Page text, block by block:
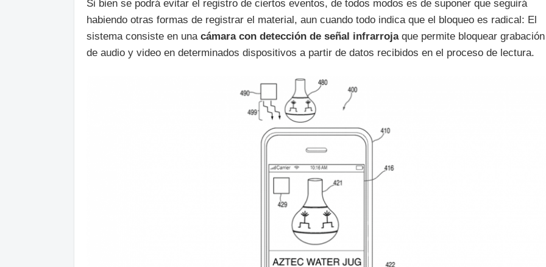
Si bien se podrá evitar el registro de ciertos eventos, de todos modos es de suponer que seguirá
habiendo otras formas de registrar el material, aun cuando todo indica que el bloqueo es radical: El
sistema consiste en una cámara con detección de señal infrarroja que permite bloquear grabación
de audio y video en determinados dispositivos a partir de datos recibidos en el proceso de lectura.